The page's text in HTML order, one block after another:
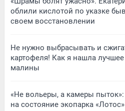
облили кислотой по указке
своем восстановлении
Не нужно выбрасывать и
картофеля! Как я нашла
малины
«Не вольеры, а камеры
на состояние экопарка